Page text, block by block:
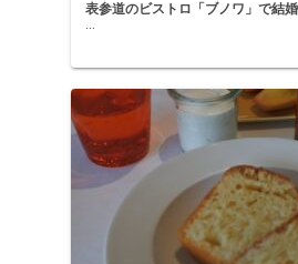
表参道のビストロ「ブノワ」で結
...